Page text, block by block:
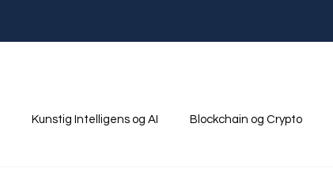
Kunstig Intelligens og AI Blockchain og Crypto